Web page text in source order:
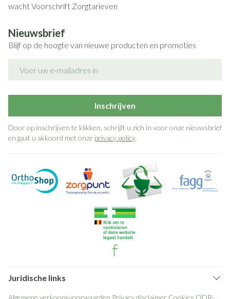
wachtVoorschrift Zorgtarieven
Nieuwsbrief
Blijf op de hoogte van nieuwe producten en promoties
Inschrijven
Door op inschrijven te klikken, schrijft u zich in voor onze nieuwsbrief
en gaat u akkoord met onze privacy policy.
Juridische links
Algemene verkoopsvoorwaarden Privacy disclaimer Cookies ODR-